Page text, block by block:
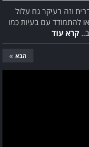
וזה בעיקר גם עלול
להתמודד עם בעיות כמו
קרא עוד
הבא